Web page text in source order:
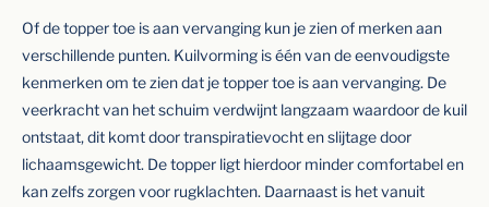
Of de topper toe is aan vervanging kun je zien of merken aan
verschillende punten. Kuilvorming is één van de eenvoudigste
kenmerken om te zien dat je topper toe is aan vervanging. De
veerkracht van het schuim verdwijnt langzaam waardoor de kuil
ontstaat, dit komt door transpiratievocht en slijtage door
lichaamsgewicht. De topper ligt hierdoor minder comfortabel en
kan zelfs zorgen voor rugklachten. Daarnaast is het vanuit